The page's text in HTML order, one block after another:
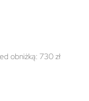
obniżką: 730 zł